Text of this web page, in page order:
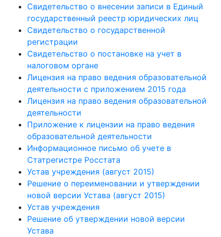
Свидетельство о внесении записи в Единый
государственный реестр юридических лиц
Свидетельство о государственной
регистрации
Свидетельство о постановке на учет в
налоговом органе
Лицензия на право ведения образовательной
деятельности с приложением 2015 года
Лицензия на право ведения образовательной
деятельности
Приложение к лицензии на право ведения
образовательной деятельности
Информационное письмо об учете в
Статрегистре Росстата
Устав учреждения (август 2015)
Решение о переименовании и утверждении
новой версии Устава (август 2015)
Устав учреждения
Решение об утверждении новой версии
Устава